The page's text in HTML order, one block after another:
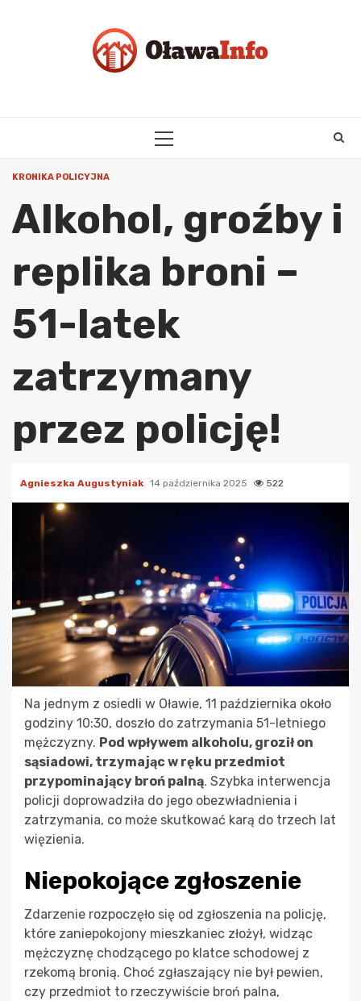
PRIMARY
KRONIKA POLICYJNA
Alkohol, groźby i
replika broni –
51-latek
zatrzymany
przez policję!
Agnieszka Augustyniak 14 października 2025 522
Na jednym z osiedli w Oławie, 11 października około
godziny 10:30, doszło do zatrzymania 51-letniego
mężczyzny. Pod wpływem alkoholu, groził on
sąsiadowi, trzymając w ręku przedmiot
przypominający broń palną. Szybka interwencja
policji doprowadziła do jego obezwładnienia i
zatrzymania, co może skutkować karą do trzech lat
więzienia.
Niepokojące zgłoszenie
Zdarzenie rozpoczęło się od zgłoszenia na policję,
które zaniepokojony mieszkaniec złożył, widząc
mężczyznę chodzącego po klatce schodowej z
rzekomą bronią. Choć zgłaszający nie był pewien,
czy przedmiot to rzeczywiście broń palna,